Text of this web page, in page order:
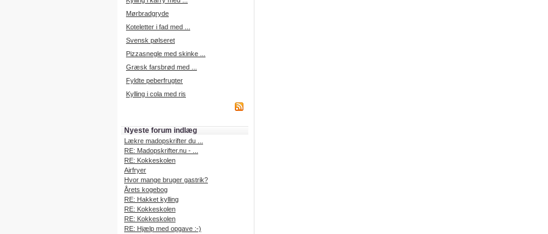
Mørbradgryde
Koteletter i fad med ...
Svensk pølseret
Pizzasnegle med skinke ...
Græsk farsbrød med ...
Fyldte peberfrugter
Kylling i cola med ris
Nyeste forum indlæg
Lækre madopskrifter du ...
RE: Madopskrifter.nu - ...
RE: Kokkeskolen
Airfryer
Hvor mange bruger gastrik?
Årets kogebog
RE: Hakket kylling
RE: Kokkeskolen
RE: Kokkeskolen
RE: Hjælp med opgave :-)